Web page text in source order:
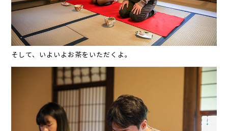
そして、いよいよお茶をいただくよ。